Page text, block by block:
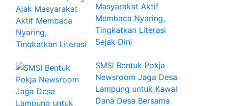
Masyarakat Aktif
Membaca Nyaring,
Tingkatkan Literasi
Sejak Dini
SMSI Bentuk Pokja
Newsroom Jaga Desa
Lampung untuk Kawal
Dana Desa Bersama